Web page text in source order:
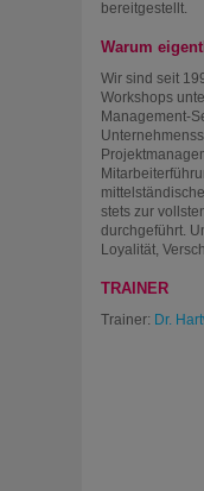
bereitgestellt.
Warum
Wir sind seit
Workshops
Management-
stets zur
durchgeführt.
Loyalität,
TRAINER
Trainer: Dr.